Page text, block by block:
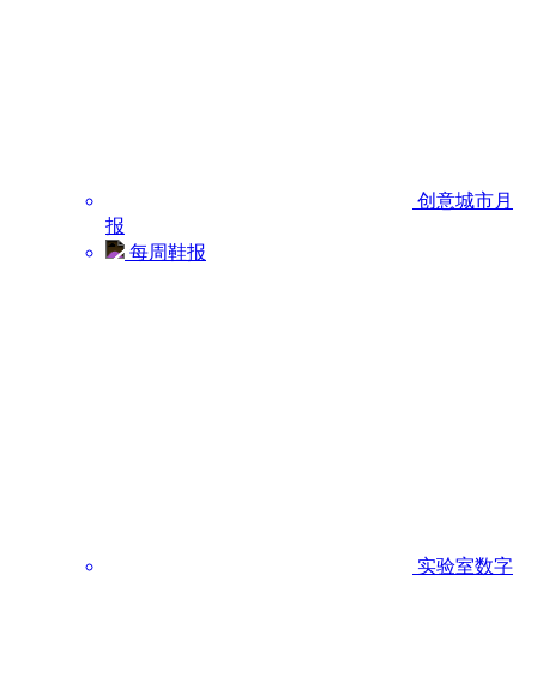
创意城市月
报
每周鞋报
实验室数字